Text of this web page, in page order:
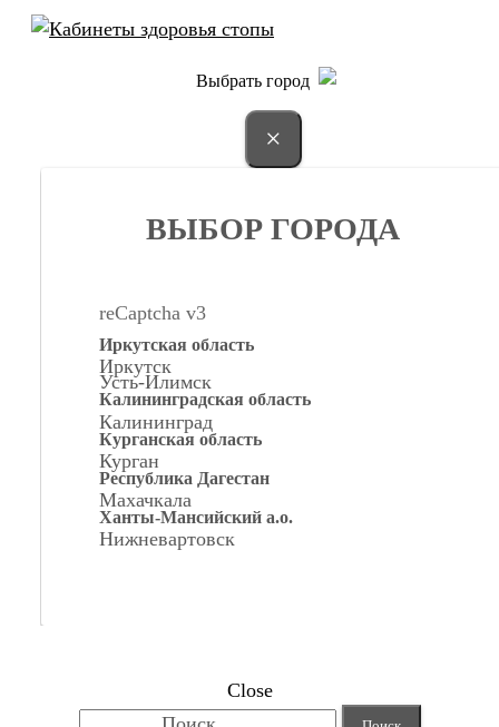
Выбрать город
×
ВЫБОР ГОРОДА
reCaptcha v3
Иркутская область
Иркутск
Усть-Илимск
Калининградская область
Калининград
Курганская область
Курган
Республика Дагестан
Махачкала
Ханты-Мансийский а.о.
Нижневартовск
Close